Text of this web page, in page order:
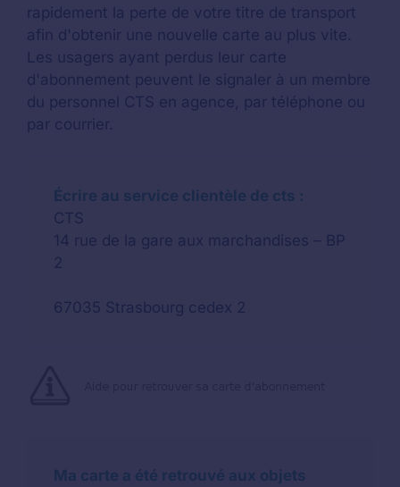
rapidement la perte de votre titre de transport
afin d'obtenir une nouvelle carte au plus vite.
Les usagers ayant perdus leur carte
d'abonnement peuvent le signaler à un membre
du personnel CTS en agence, par téléphone ou
par courrier.
Écrire au service clientèle de cts :
CTS
14 rue de la gare aux marchandises – BP
2
67035 Strasbourg cedex 2
Ma carte a été retrouvé aux objets